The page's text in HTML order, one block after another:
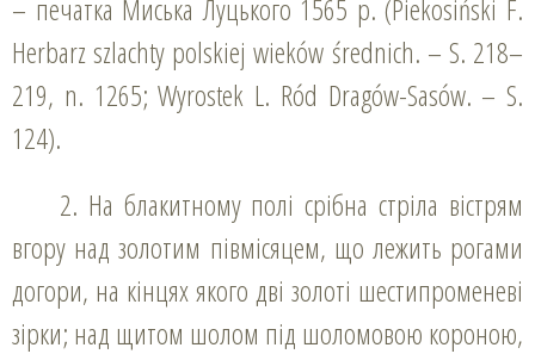
– печатка Миська Луцького 1565 р. (Piekosiński F.
Herbarz szlachty polskiej wieków średnich. – S. 218–
219, n. 1265; Wyrostek L. Ród Dragów-Sasów. – S.
124).
2. На блакитному полі срібна стріла вістрям
вгору над золотим півмісяцем, що лежить рогами
догори, на кінцях якого дві золоті шестипроменеві
зірки; над щитом шолом під шоломовою короною,